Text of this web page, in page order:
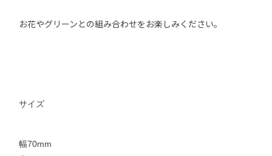
お花やグリーンとの組み合わせをお楽しみください。
サイズ
幅70mm